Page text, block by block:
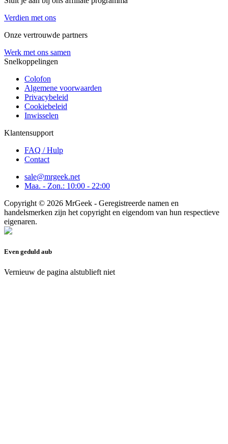
Verdien met ons
Onze vertrouwde partners
Werk met ons samen
Snelkoppelingen
Colofon
Algemene voorwaarden
Privacybeleid
Cookiebeleid
Inwisselen
Klantensupport
FAQ / Hulp
Contact
sale@mrgeek.net
Maa. - Zon.: 10:00 - 22:00
Copyright © 2026 MrGeek - Geregistreerde namen en
handelsmerken zijn het copyright en eigendom van hun respectieve
eigenaren.
Even geduld aub
Vernieuw de pagina alstublieft niet